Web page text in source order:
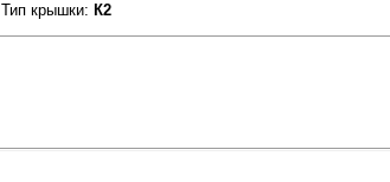
Тип крышки: К2